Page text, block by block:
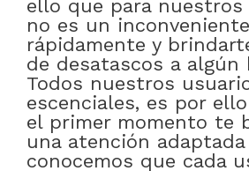
ello que para
no es un
rápidamente y
de desatascos a algún
Todos nuestros
escenciales, es por
el primer momento te
una atención
conocemos que cada